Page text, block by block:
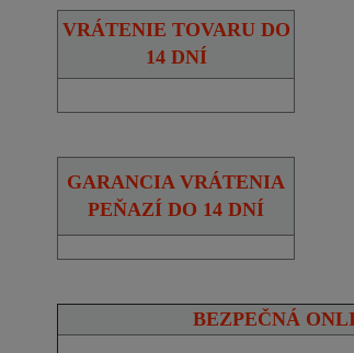
VRÁTENIE TOVARU DO
14 DNÍ
GARANCIA VRÁTENIA
PEŇAZÍ DO 14 DNÍ
BEZPEČNÁ